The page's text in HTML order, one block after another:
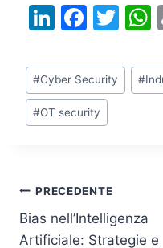
Li
k
e
dI
F
c
e
b
k
T
itt
er
Tag
articolo:
#Cyber Security #
#OT security
Navigazione
articoli
PRECEDENTE
Bias nell’Intelligenza
Artificiale: Strategie e